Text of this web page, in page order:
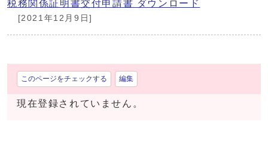
税務関係証明書交付申請書 ダウンロード
[2021年12月9日]
このページをチェックする 編集
現在登録されていません。